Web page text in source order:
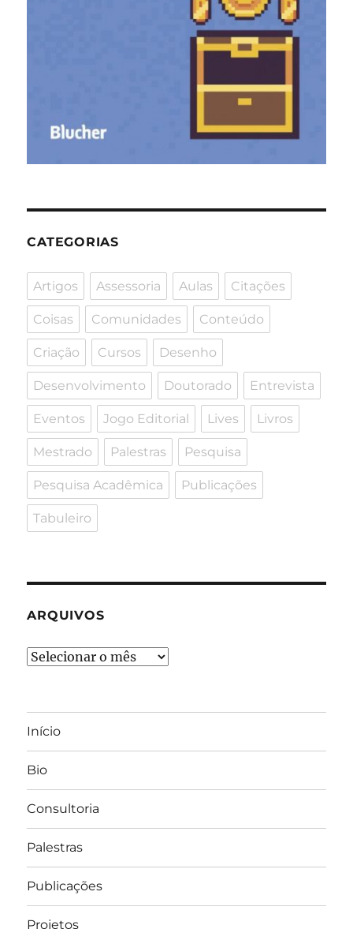
CATEGORIAS
Artigos Assessoria Aulas Citações
Coisas Comunidades Conteúdo
Criação Cursos Desenho
Desenvolvimento Doutorado Entrevista
Eventos Jogo Editorial Lives Livros
Mestrado Palestras Pesquisa
Pesquisa Acadêmica Publicações
Tabuleiro
ARQUIVOS
Arquivos
Início
Bio
Consultoria
Palestras
Publicações
Projetos